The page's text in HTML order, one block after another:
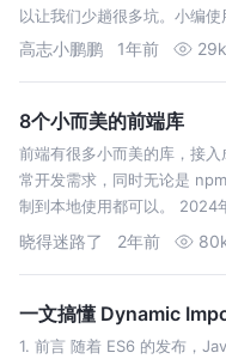
以让我们少趟很多坑。小编
早日脱坑
高志小鹏鹏 1年前 29k
8个小而美的前端库
前端有很多小而美的库，接入
常开发需求，同时无论是
制到本地使用都可以。 2024
库。 radash 实用的工具库，
晓得迷路了 2年前
一文搞懂 Dynamic
1. 前言 随着 ES6 的发布，